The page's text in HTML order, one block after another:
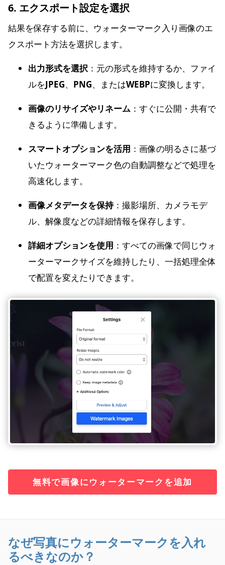
6. エクスポート設定を選択
結果を保存する前に、ウォーターマーク入り画像のエ
クスポート方法を選択します。
出力形式を選択：元の形式を維持するか、ファイ
ルをJPEG、 PNG、またはWEBPに変換します。
画像のリサイズやリネーム ：すぐに公開・共有で
きるように準備します。
スマートオプションを活用 ：画像の明るさに基づ
いたウォーターマーク色の自動調整などで処理を
高速化します。
画像メタデータを保持：撮影場所、カメラモデ
ル、解像度などの詳細情報を保存します。
詳細オプションを使用 ：すべての画像で同じウォ
ーターマークサイズを維持したり、一括処理全体
で配置を変えたりできます。
無料で画像にウォーターマークを追加
なぜ写真にウォーターマークを入れ
るべきなのか？